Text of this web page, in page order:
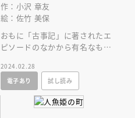
作：小沢 章友
絵：佐竹 美保
おもに「古事記」に著されたエ
ピソードのなかから有名なもの
日本の神話。古代の人々の創造
力に驚く。
2024.02.28
電子あり
試し読み